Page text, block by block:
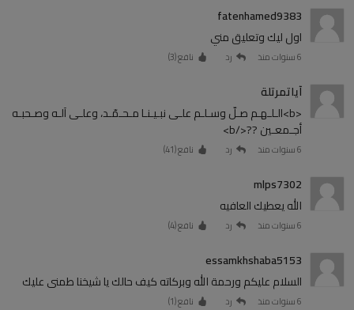
fatenhamed9383
اول ليك وتعليق مني
6 سنوات منذ رد نافع (3
)
آياتمرتلة
<b>الـلـهـم صـلّ وسـلـم علـى نبـيـنـا مـحـمّـد، وعلـى آلـه وصـحبـه
أجـمعـين ??</b>
6 سنوات منذ رد نافع (41
)
mlps7302
الله يعطيك العافيه
6 سنوات منذ رد نافع (4
)
essamkhshaba5153
السلام عليكم ورحمة الله وبركاته كيف حالك يا شيخنا طمنى عليك
6 سنوات منذ رد نافع (1
)